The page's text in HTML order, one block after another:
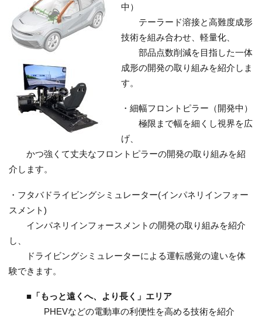
中）
テーラード溶接と高難度成形
技術を組み合わせ、軽量化、
部品点数削減を目指した一体
成形の開発の取り組みを紹介しま
す。
・細幅フロントピラー（開発中）
極限まで幅を細くし視界を広
げ、
かつ強くて丈夫なフロントピラーの開発の取り組みを紹
介します。
・フタバドライビングシミュレーター(インパネリインフォー
スメント)
インパネリインフォースメントの開発の取り組みを紹介
し、
ドライビングシミュレーターによる運転感覚の違いを体
験できます。
■「もっと遠くへ、より長く」エリア
PHEVなどの電動車の利便性を高める技術を紹介